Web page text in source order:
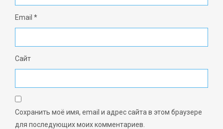
Email *
Сайт
Сохранить моё имя, email и адрес сайта в этом браузере
для последующих моих комментариев.